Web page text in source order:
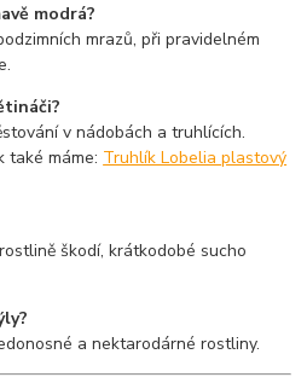
modrá?
mrazů, při pravidelném
v nádobách a truhlících.
také máme: Truhlík Lobelia plastový
škodí, krátkodobé sucho
a nektarodárné rostliny.